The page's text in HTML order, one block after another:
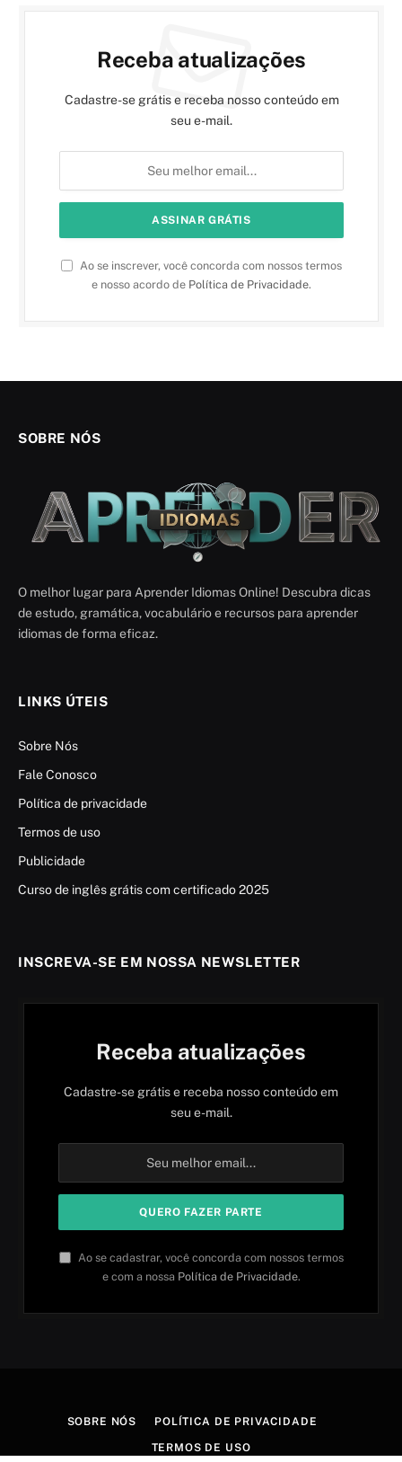
Receba atualizações
Cadastre-se grátis e receba nosso conteúdo em
seu e-mail.
Ao se inscrever, você concorda com nossos termos
e nosso acordo de Política de Privacidade.
SOBRE NÓS
O melhor lugar para Aprender Idiomas Online! Descubra dicas
de estudo, gramática, vocabulário e recursos para aprender
idiomas de forma eficaz.
LINKS ÚTEIS
Sobre Nós
Fale Conosco
Política de privacidade
Termos de uso
Publicidade
Curso de inglês grátis com certificado 2025
INSCREVA-SE EM NOSSA NEWSLETTER
Receba atualizações
Cadastre-se grátis e receba nosso conteúdo em
seu e-mail.
Ao se cadastrar, você concorda com nossos termos
e com a nossa Política de Privacidade.
SOBRE NÓS POLÍTICA DE PRIVACIDADE
TERMOS DE USO